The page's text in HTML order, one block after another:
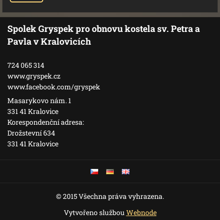
Spolek Gryspek pro obnovu kostela sv. Petra a
Pavla v Kralovicích
724 065 314
www.gryspek.cz
www.facebook.com/gryspek
Masarykovo nám. 1
331 41 Kralovice
Korespondenční adresa:
Drožstevní 634
331 41 Kralovice
© 2015 Všechna práva vyhrazena.
Vytvořeno službou Webnode